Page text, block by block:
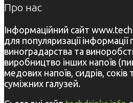
Про нас
Інформаційний сайт
для популяризації
виноградарства та
виробництво інших напоїв
медових напоїв, сидрів,
суміжних галузей.